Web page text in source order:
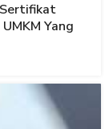
Yang